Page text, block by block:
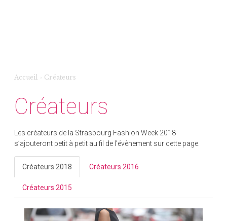
Accueil › Créateurs
Créateurs
Les créateurs de la Strasbourg Fashion Week 2018
s’ajouteront petit à petit au fil de l’évènement sur cette page.
Créateurs 2018 Créateurs 2016
Créateurs 2015